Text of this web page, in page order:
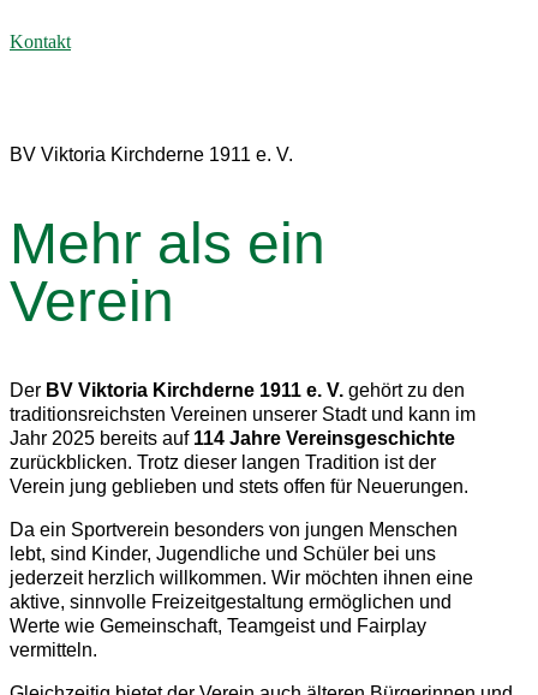
Inhalt
Kontakt
BV Viktoria Kirchderne 1911 e. V.
Mehr als ein
Verein
Der BV Viktoria Kirchderne 1911 e. V. gehört zu den
traditionsreichsten Vereinen unserer Stadt und kann im
Jahr 2025 bereits auf 114 Jahre Vereinsgeschichte
zurückblicken. Trotz dieser langen Tradition ist der
Verein jung geblieben und stets offen für Neuerungen.
Da ein Sportverein besonders von jungen Menschen
lebt, sind Kinder, Jugendliche und Schüler bei uns
jederzeit herzlich willkommen. Wir möchten ihnen eine
aktive, sinnvolle Freizeitgestaltung ermöglichen und
Werte wie Gemeinschaft, Teamgeist und Fairplay
vermitteln.